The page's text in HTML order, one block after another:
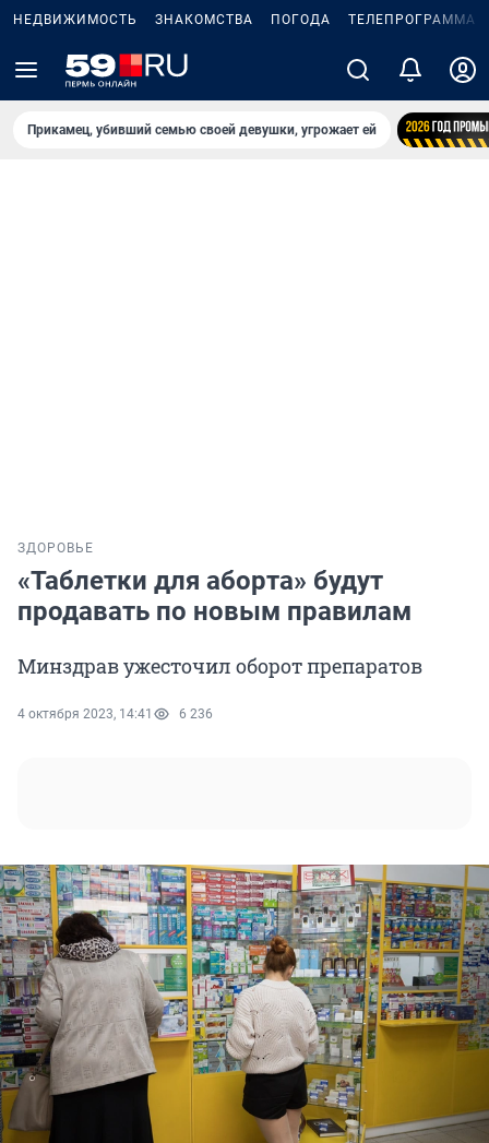
НЕДВИЖИМОСТЬ ЗНАКОМСТВА ПОГОДА ТЕЛЕПРОГРАММА
Прикамец, убивший семью своей девушки, угрожает ей
ЗДОРОВЬЕ
«Таблетки для аборта» будут
продавать по новым правилам
Минздрав ужесточил оборот препаратов
4 октября 2023, 14:41 6 236